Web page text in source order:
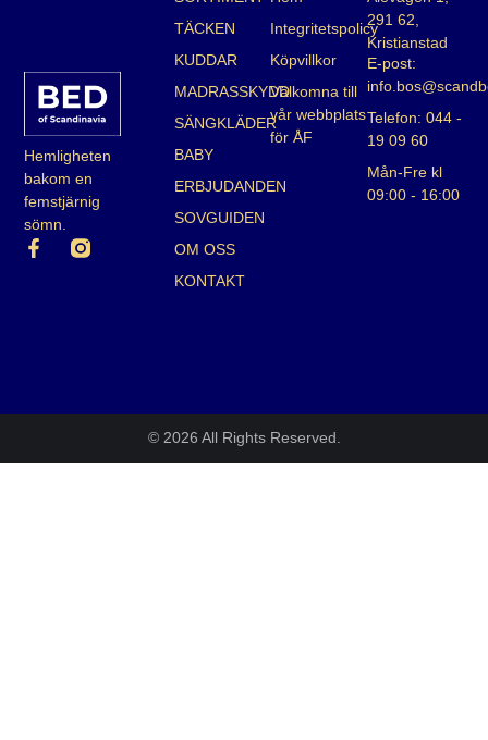
Hemligheten
bakom en
femstjärnig
sömn.
Integritetspolicy
Köpvillkor
Välkomna till
vår webbplats
för ÅF
TÄCKEN
KUDDAR
MADRASSKYDD
SÄNGKLÄDER
BABY
ERBJUDANDEN
SOVGUIDEN
OM OSS
KONTAKT
291 62,
Kristianstad
E-post:
Telefon: 044 -
19 09 60
Mån-Fre kl
09:00 - 16:00
© 2026 All Rights Reserved.